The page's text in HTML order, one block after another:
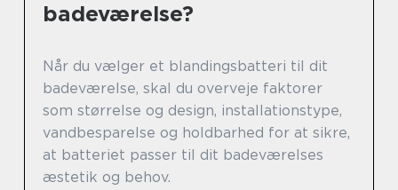
badeværelse?
Når du vælger et blandingsbatteri til dit
badeværelse, skal du overveje faktorer
som størrelse og design, installationstype,
vandbesparelse og holdbarhed for at sikre,
at batteriet passer til dit badeværelses
æstetik og behov.